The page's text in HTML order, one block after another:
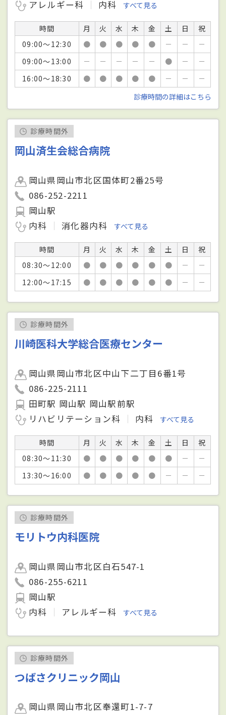
アレルギー科
内科 すべて見る
時間 月 火 水 木 金 土 日
祝
09:00～12:30
● ● ● ● ● － －
－
09:00～13:00
－ － － － － ● －
－
16:00～18:30
● ● ● ● ● － －
－
診療時間の詳細はこちら
診療時間外
岡山済生会総合病院
岡山県岡山市北区国体町2番25号
086-252-2211
岡山駅
内科
消化器内科 すべて見る
時間 月 火 水 木 金 土 日
祝
08:30～12:00
● ● ● ● ● ● －
－
12:00～17:15
● ● ● ● ● ● － －
診療時間外
川崎医科大学総合医療センター
岡山県岡山市北区中山下二丁目6番1号
086-225-2111
田町駅 岡山駅 岡山駅前駅
リハビリテーション科
内科 すべて見る
時間 月 火 水 木 金 土 日
祝
08:30～11:30
● ● ● ● ● ● －
－
13:30～16:00
● ● ● ● ● － － －
診療時間外
モリトウ内科医院
岡山県岡山市北区白石547-1
086-255-6211
岡山駅
内科
アレルギー科 すべて見る
診療時間外
つばさクリニック岡山
岡山県岡山市北区奉還町1-7-7